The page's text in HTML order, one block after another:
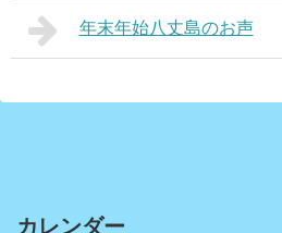
年末年始八丈島のお声
カレンダー